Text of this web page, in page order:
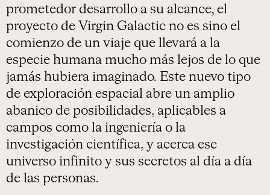
prometedor desarrollo a su alcance, el
proyecto de Virgin Galactic no es sino el
comienzo de un viaje que llevará a la
especie humana mucho más lejos de lo que
jamás hubiera imaginado. Este nuevo tipo
de exploración espacial abre un amplio
abanico de posibilidades, aplicables a
campos como la ingeniería o la
investigación científica, y acerca ese
universo infinito y sus secretos al día a día
de las personas.